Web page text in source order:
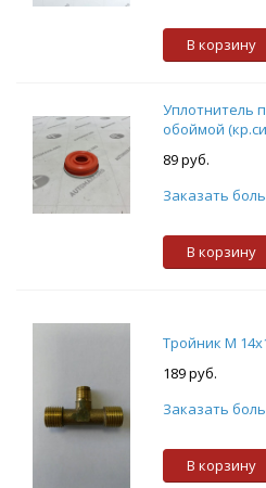
В корзину
Уплотнитель
обоймой
89 руб.
Заказать
В корзину
Тройник М
189 руб.
Заказать
В корзину